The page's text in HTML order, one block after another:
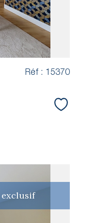
Réf : 15370
exclusif